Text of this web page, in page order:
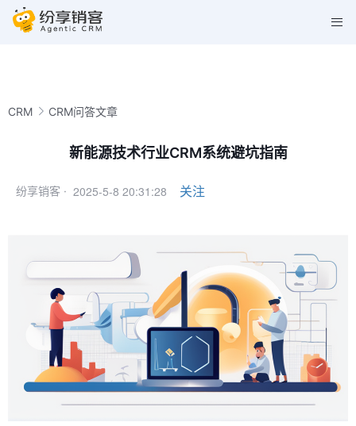
CRM CRM问答文章
新能源技术行业CRM系统避坑指南
纷享销客 · 2025-5-8 20:31:28 关注